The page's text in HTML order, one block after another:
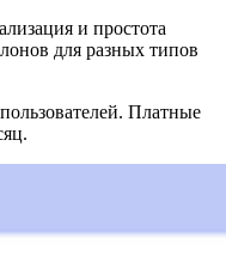
и простота
для разных типов
Платные